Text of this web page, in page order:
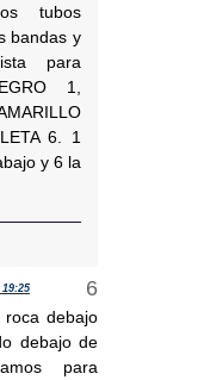
tubos
bandas y
para
1,
6. 1
y 6 la
19:25
debajo
debajo de
para